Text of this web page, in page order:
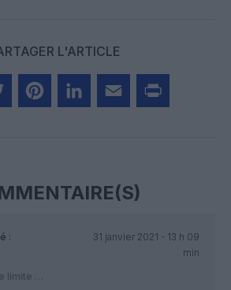
L'ARTICLE
:
31 janvier 2021 - 13 h 09
min
limite …